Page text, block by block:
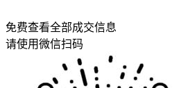
免费查看全部成交信息
请使用微信扫码